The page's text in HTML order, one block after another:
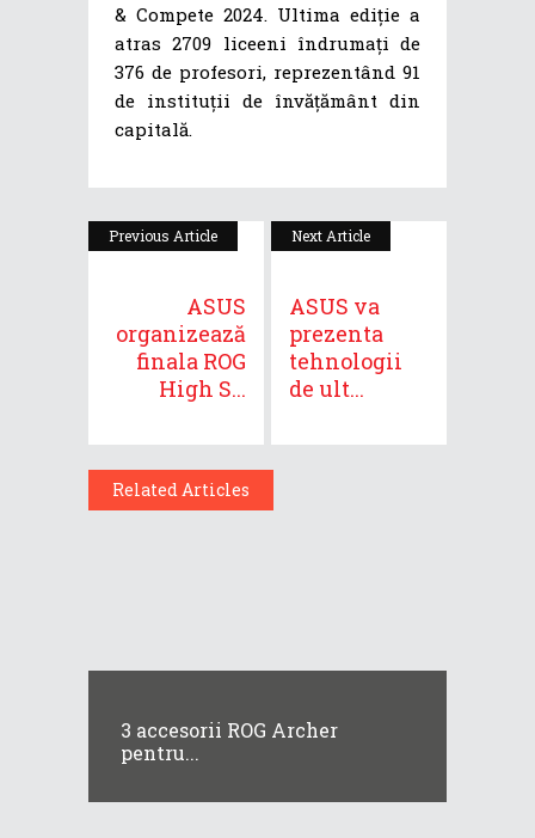
& Compete 2024. Ultima ediție a
atras 2709 liceeni îndrumați de
376 de profesori, reprezentând 91
de instituții de învățământ din
capitală.
Previous Article
ASUS
organizează
finala ROG
High S...
Next Article
ASUS va
prezenta
tehnologii
de ult...
Related Articles
3 accesorii ROG Archer
pentru...